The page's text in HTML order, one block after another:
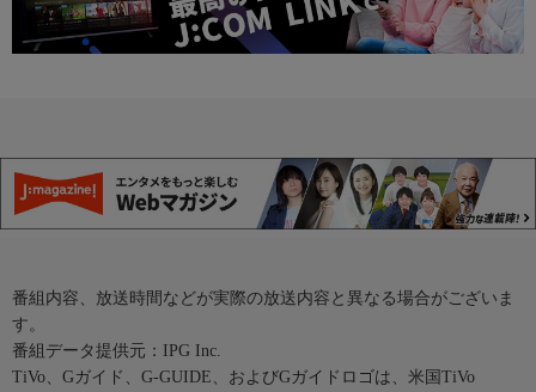
番組内容、放送時間などが実際の放送内容と異なる場合がございま
す。
番組データ提供元：IPG Inc.
TiVo、Gガイド、G-GUIDE、およびGガイドロゴは、米国TiVo